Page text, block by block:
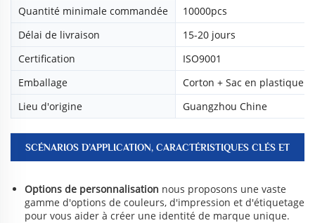
Quantité minimale commandée
10000pcs
Délai de livraison
15-20 jours
Certification
ISO9001
Emballage
Corton + Sac en plastique
Lieu d'origine
Guangzhou Chine
SCÉNARIOS D’APPLICATION, CARACTÉRISTIQUES CLÉS ET
Options de personnalisation nous proposons une vaste
gamme d'options de couleurs, d'impression et d'étiquetage
pour vous aider à créer une identité de marque unique.